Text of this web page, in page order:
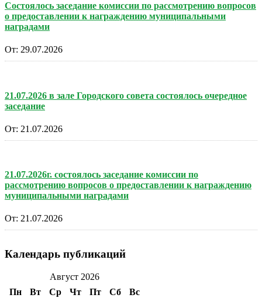
Состоялось заседание комиссии по рассмотрению вопросов
о предоставлении к награждению муниципальными
наградами
От: 29.07.2026
21.07.2026 в зале Городского совета состоялось очередное
заседание
От: 21.07.2026
21.07.2026г. состоялось заседание комиссии по
рассмотрению вопросов о предоставлении к награждению
муниципальными наградами
От: 21.07.2026
Календарь публикаций
Август 2026
Пн
Вт Ср Чт Пт Сб
Вс